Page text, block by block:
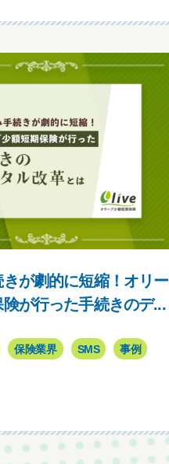
が劇的に短縮！オリー
が行った手続きのデ...
保険業界 SMS 事例